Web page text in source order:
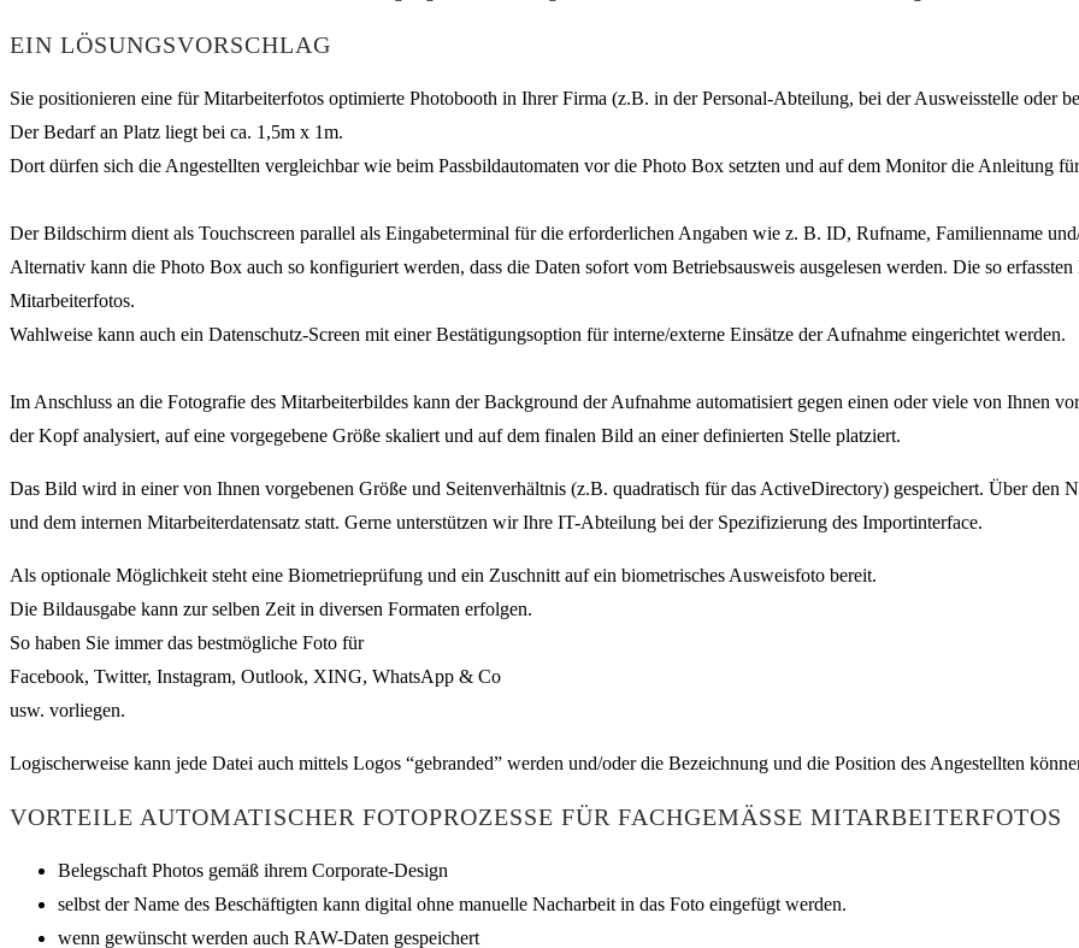
EIN LÖSUNGSVORSCHLAG
Sie positionieren eine für Mitarbeiterfotos optimierte Photobooth in Ihrer Firma (z.B. in der Personal-Abteilung, bei der Ausweisstelle oder
Der Bedarf an Platz liegt bei ca. 1,5m x 1m.
Dort dürfen sich die Angestellten vergleichbar wie beim Passbildautomaten vor die Photo Box setzten und auf dem Monitor die Anleitung
Der Bildschirm dient als Touchscreen parallel als Eingabeterminal für die erforderlichen Angaben wie z. B. ID, Rufname, Familienname
Alternativ kann die Photo Box auch so konfiguriert werden, dass die Daten sofort vom Betriebsausweis ausgelesen werden. Die so
Mitarbeiterfotos.
Wahlweise kann auch ein Datenschutz-Screen mit einer Bestätigungsoption für interne/externe Einsätze der Aufnahme eingerichtet werden.
Im Anschluss an die Fotografie des Mitarbeiterbildes kann der Background der Aufnahme automatisiert gegen einen oder viele von Ihnen
der Kopf analysiert, auf eine vorgegebene Größe skaliert und auf dem finalen Bild an einer definierten Stelle platziert.
Das Bild wird in einer von Ihnen vorgebenen Größe und Seitenverhältnis (z.B. quadratisch für das ActiveDirectory) gespeichert. Über den
und dem internen Mitarbeiterdatensatz statt. Gerne unterstützen wir Ihre IT-Abteilung bei der Spezifizierung des Importinterface.
Als optionale Möglichkeit steht eine Biometrieprüfung und ein Zuschnitt auf ein biometrisches Ausweisfoto bereit.
Die Bildausgabe kann zur selben Zeit in diversen Formaten erfolgen.
So haben Sie immer das bestmögliche Foto für
Facebook, Twitter, Instagram, Outlook, XING, WhatsApp & Co
usw. vorliegen.
Logischerweise kann jede Datei auch mittels Logos “gebranded” werden und/oder die Bezeichnung und die Position des Angestellten
VORTEILE AUTOMATISCHER FOTOPROZESSE FÜR FACHGEMÄSSE MITARBEITERFOTOS
Belegschaft Photos gemäß ihrem Corporate-Design
selbst der Name des Beschäftigten kann digital ohne manuelle Nacharbeit in das Foto eingefügt werden.
wenn gewünscht werden auch RAW-Daten gespeichert